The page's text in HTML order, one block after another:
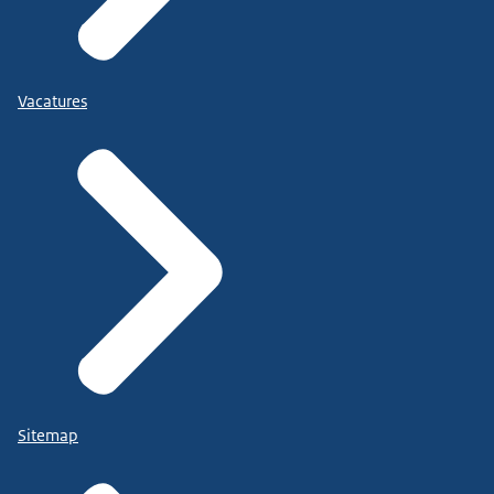
Vacatures
Sitemap